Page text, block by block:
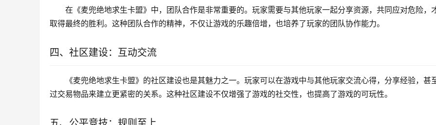
在《麦兜绝地求生卡盟》中，团队合作是非常重要的。玩家需要与其他玩家一起分享资源，共同应对危险，
取得最终的胜利。这种团队合作的精神，不仅让游戏的乐趣倍增，也培养了玩家的团队协作能力。
四、社区建设：互动交流
《麦兜绝地求生卡盟》的社区建设也是其魅力之一。玩家可以在游戏中与其他玩家交流心得，分享经验，甚
过交易物品来建立更紧密的关系。这种社区建设不仅增强了游戏的社交性，也提高了游戏的可玩性。